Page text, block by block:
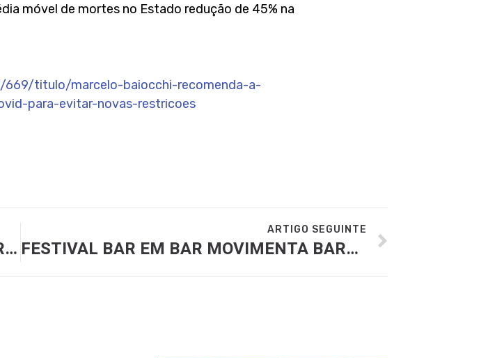
móvel de mortes no Estado redução de 45% na
titulo/marcelo-baiocchi-recomenda-a-
para-evitar-novas-restricoes
ALTA DOS ALIMENTOS NO ANO É A MAIOR DESDE 2002; VEJA ITENS QUE MAIS SUBIRAM
ARTIGO SEGUINTE
FESTIVAL BAR EM BAR MOVIMENTA BARES E RESTAURANTES DE GOIÂNIA